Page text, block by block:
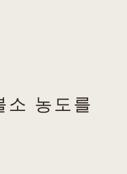
소 농도를